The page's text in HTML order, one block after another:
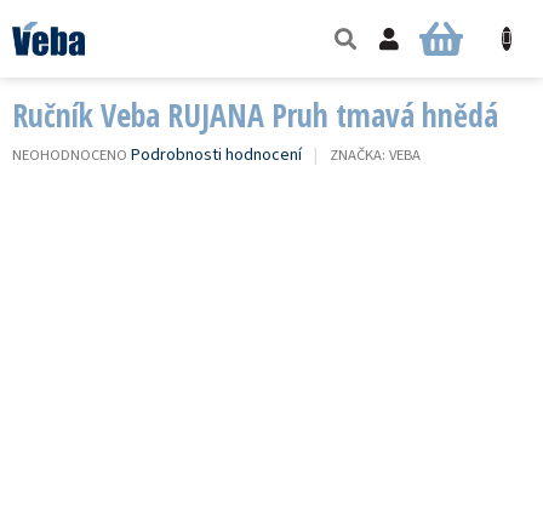
na
obsah
NÁKUPNÍ
Ručník Veba RUJANA Pruh tmavá hnědá
PRŮMĚRNÉ
NEOHODNOCENO Podrobnosti hodnocení ZNAČKA: VEBA